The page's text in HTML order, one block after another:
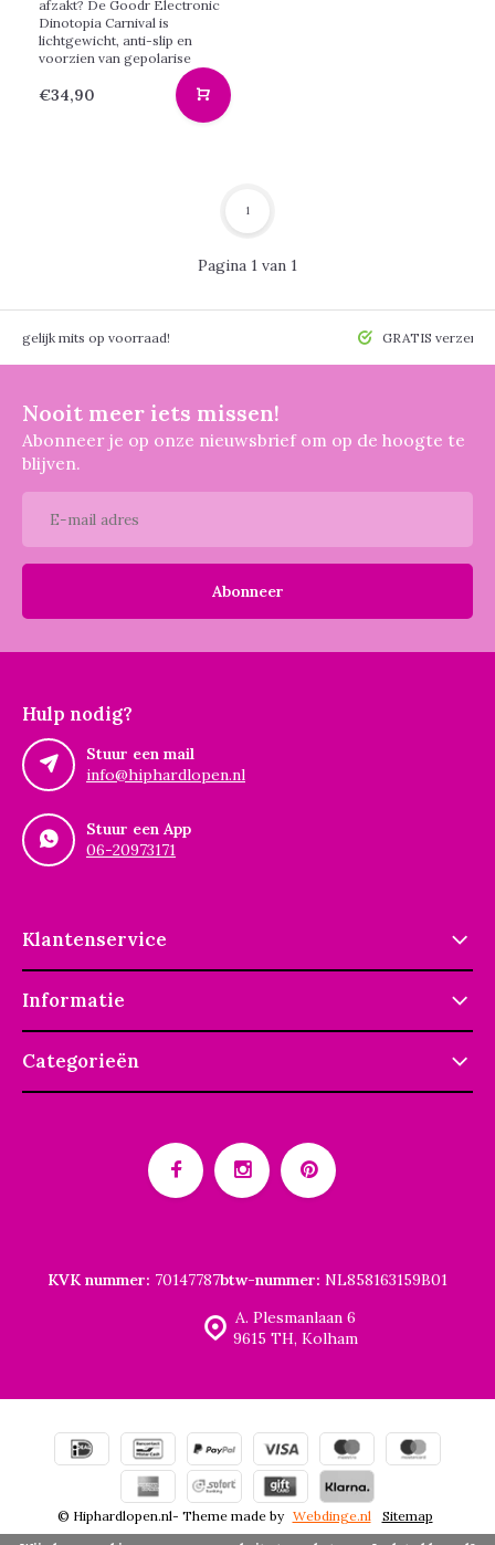
afzakt? De Goodr Electronic
Dinotopia Carnival is
lichtgewicht, anti-slip en
voorzien van gepolarise
€34,90
Pagina 1 van 1
1
mits op voorraad! GRATIS
Nooit meer iets missen!
Abonneer je op onze nieuwsbrief om op de hoogte te
blijven.
Abonneer
Hulp nodig?
Stuur een mail
info@hiphardlopen.nl
Stuur een App
06-20973171
Klantenservice
Informatie
Categorieën
A. Plesmanlaan 6
9615 TH, Kolham
KVK nummer: 70147787btw-nummer: NL858163159B01
© Hiphardlopen.nl- Theme made by Webdinge.nl
Sitemap